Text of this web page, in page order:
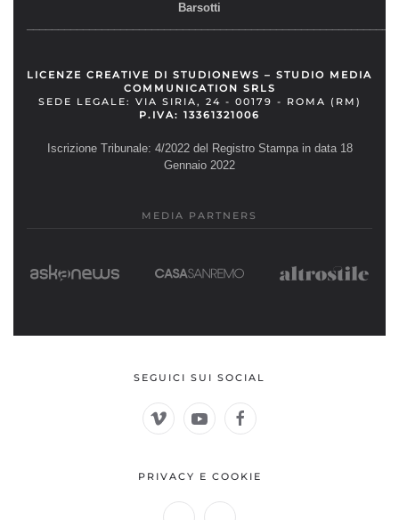
Barsotti
LICENZE CREATIVE DI STUDIONEWS – STUDIO MEDIA
COMMUNICATION SRLS
SEDE LEGALE: VIA SIRIA, 24 - 00179 - ROMA (RM)
P.IVA: 13361321006
Iscrizione Tribunale: 4/2022 del Registro Stampa in data 18
Gennaio 2022
MEDIA PARTNERS
SEGUICI SUI SOCIAL
PRIVACY E COOKIE